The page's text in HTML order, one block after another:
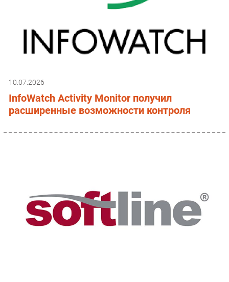
10.07.2026
InfoWatch Activity Monitor получил
расширенные возможности контроля